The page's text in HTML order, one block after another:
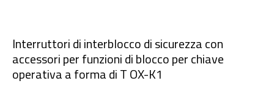
Interruttori di interblocco di sicurezza con
accessori per funzioni di blocco per chiave
operativa a forma di T OX-K1